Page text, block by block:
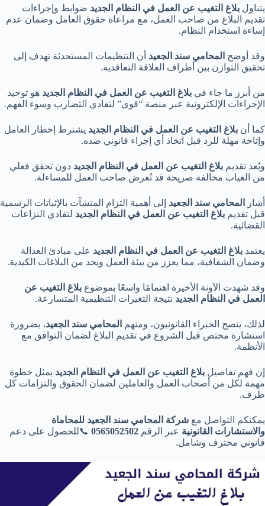
يتناول بلاغ التغيب عن العمل في النظام الجديد ضوابط وإجراءات
تقديم البلاغ من صاحب العمل، مع مراعاة حقوق العامل وضمان عدم
إساءة استخدام النظام.
وقد أوضح المحامي سند الجعيد أن التنظيمات المستحدثة تهدف إلى
تحقيق التوازن بين أطراف العلاقة التعاقدية.
من أبرز ما جاء في بلاغ التغيب عن العمل في النظام الجديد هو توحيد
الإجراءات الإلكترونية عبر منصة “قوى” لتفادي التضارب وسوء الفهم.
كما أن بلاغ التغيب عن العمل في النظام الجديد يشترط إخطار العامل
وإتاحة مهلة للرد قبل اتخاذ أي إجراء قانوني ضده.
ويُعد تقديم بلاغ التغيب عن العمل في النظام الجديد دون تحقق فعلي
من الغياب مخالفة صريحة قد تُعرض صاحب العمل للمساءلة.
أشار المحامي سند الجعيد إلى أهمية التزام المنشآت بالإثباتات الرسمية
قبل تقديم بلاغ التغيب عن العمل في النظام الجديد لتفادي النزاعات
القضائية.
يعتمد بلاغ التغيب عن العمل في النظام الجديد على مبادئ العدالة
وضمان الشفافية، مما يعزز من بيئة العمل ويحد من البلاغات الكيدية.
وقد شهدت الآونة الأخيرة اهتمامًا واسعًا بموضوع بلاغ التغيب عن
العمل في النظام الجديد نتيجة التغيرات التنظيمية المتسارعة.
لذلك، ينصح الخبراء القانونيون، ومنهم المحامي سند الجعيد، بضرورة
استشارة مختص قبل الشروع في تقديم البلاغ لضمان التوافق مع
الأنظمة.
إن فهم تفاصيل بلاغ التغيب عن العمل في النظام الجديد يمثل خطوة
مهمة لكل من أصحاب العمل والعاملين لضمان الحقوق والتزامات كل
طرف.
يمكنكم التواصل مع شركة المحامي سند الجعيد للمحاماة
والاستشارات القانونية عبر الرقم 0565052502 📞للحصول على دعم
قانوني محترف وشامل.